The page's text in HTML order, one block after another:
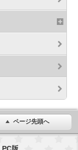
ページ先頭へ
PC版